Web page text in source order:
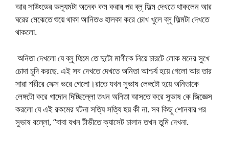
আর সাউংডের ভল্যূমটা অনেক কম করার পর ব্লূ ফিল্ম দেখতে থাকলেন আর
ঘরের মেঝেতে শুয়ে থাকা আনিতও হালকা করে চোখ খুলে ব্লূ ফিল্মটা দেখতে
থাকলো.
অনিতা দেখলো যে ব্লূ ফিল্মে তে দুটো মাগীকে নিয়ে চারটে লোক মনের সুখে
চোদা চুদি করছে. এই সব দেখতে দেখতে অনিতা আশ্চর্য হয়ে গেলো আর তার
সারা শরীরে সেক্স ভরে গেলো।রাতে যখন সুভাষ লেঙ্গটো হয়ে অনিতাকে
লেঙ্গটো করে গাদোন দিচ্ছিল্লো তখন অনিতা আসতে করে সুভাষ কে জিজ্ঞেস
করলো যে এই রকমের ঘটনা সত্যি সত্যি হয় কী না. সব কিছু শোনবার পর
সুভাষ বল্লো, “বাবা যখন টীভীতে ক্যাসেট চালান তখন তুমি দেখনা.